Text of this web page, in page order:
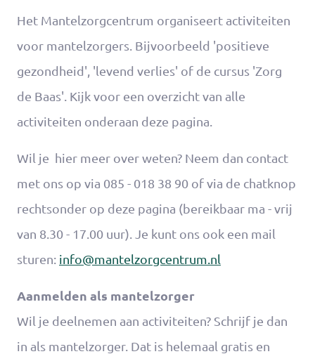
Het Mantelzorgcentrum organiseert activiteiten
voor mantelzorgers. Bijvoorbeeld 'positieve
gezondheid', 'levend verlies' of de cursus 'Zorg
de Baas'. Kijk voor een overzicht van alle
activiteiten onderaan deze pagina.
Wil je hier meer over weten? Neem dan contact
met ons op via 085 - 018 38 90 of via de chatknop
rechtsonder op deze pagina (bereikbaar ma - vrij
van 8.30 - 17.00 uur). Je kunt ons ook een mail
sturen: info@mantelzorgcentrum.nl
Aanmelden als mantelzorger
Wil je deelnemen aan activiteiten? Schrijf je dan
in als mantelzorger. Dat is helemaal gratis en